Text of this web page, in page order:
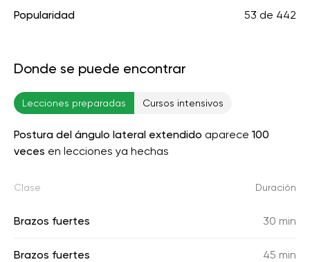
Popularidad 53 de 442
Donde se puede encontrar
Lecciones preparadas Cursos intensivos
Postura del ángulo lateral extendido aparece 100
veces en lecciones ya hechas
Clase Duración
Brazos fuertes 30 min
Brazos fuertes 45 min